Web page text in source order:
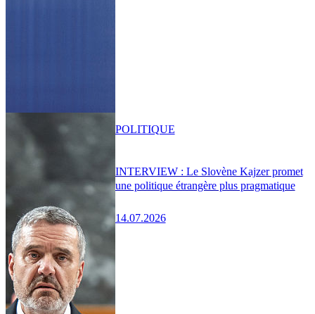
INTERVIEW : Le Slovène Kajzer promet
une politique étrangère plus pragmatique
14.07.2026
POLITIQUE